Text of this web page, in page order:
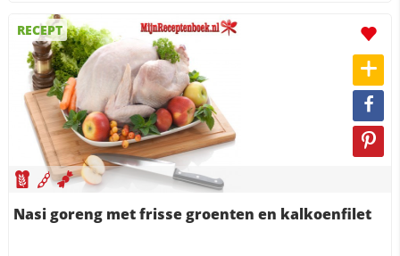
RECEPT
Nasi goreng met frisse groenten en kalkoenfilet